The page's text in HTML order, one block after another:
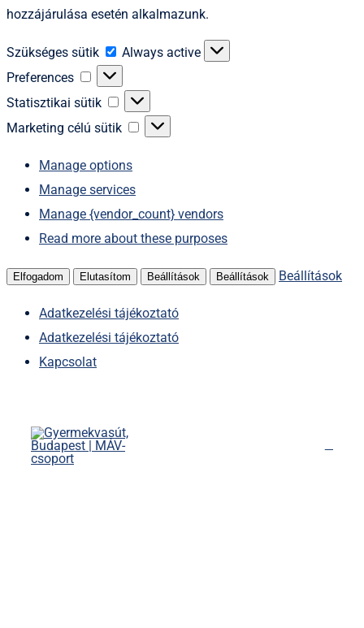
hozzájárulása esetén alkalmazunk.
Szükséges sütik
Szükséges
Always active
Preferences
Preferences
Statisztikai sütik
Statisztikai
sütik
Marketing célú sütik
Marketing
Manage options
Manage services
Manage {vendor_count} vendors
Read more about these purposes
Elfogadom Elutasítom Beállítások Beállítások Beállítások
Adatkezelési tájékoztató
Adatkezelési tájékoztató
Kapcsolat